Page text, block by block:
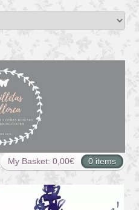
My Basket: 0,00€ 0 items